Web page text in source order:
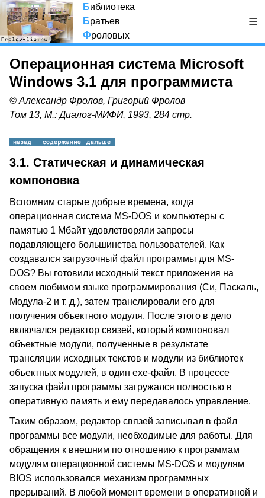
Библиотека
Братьев
Фроловых
Операционная система Microsoft
Windows 3.1 для программиста
© Александр Фролов, Григорий Фролов
Том 13, М.: Диалог-МИФИ, 1993, 284 стр.
3.1. Статическая и динамическая
компоновка
Вспомним старые добрые времена, когда
операционная система MS-DOS и компьютеры с
памятью 1 Мбайт удовлетворяли запросы
подавляющего большинства пользователей. Как
создавался загрузочный файл программы для MS-
DOS? Вы готовили исходный текст приложения на
своем любимом языке программирования (Си, Паскаль,
Модула-2 и т. д.), затем транслировали его для
получения объектного модуля. После этого в дело
включался редактор связей, который компоновал
объектные модули, полученные в результате
трансляции исходных текстов и модули из библиотек
объектных модулей, в один exe-файл. В процессе
запуска файл программы загружался полностью в
оперативную память и ему передавалось управление.
Таким образом, редактор связей записывал в файл
программы все модули, необходимые для работы. Для
обращения к внешним по отношению к программам
модулям операционной системы MS-DOS и модулям
BIOS использовался механизм программных
прерываний. В любой момент времени в оперативной и